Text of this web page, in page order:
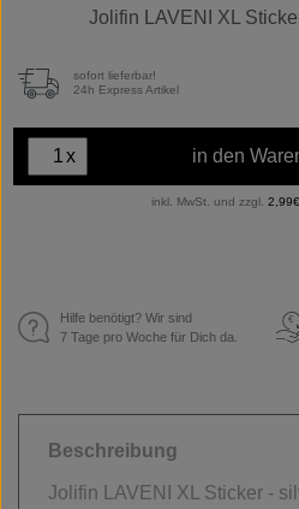
Jolifin LAVENI XL
sofort lieferbar!
24h Express Artikel
x in den
inkl. MwSt. und zzgl.
Hilfe benötigt? Wir sind
7 Tage pro Woche für Dich da.
€
Beschreibung
Jolifin LAVENI XL Sticker -